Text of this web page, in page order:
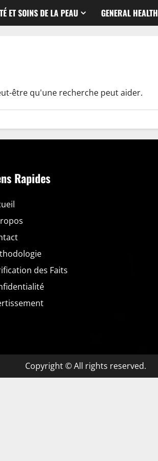
ET SOINS DE LA PEAU GENERAL HEALTH
être qu'une recherche peut aider.
Rapides
des Faits